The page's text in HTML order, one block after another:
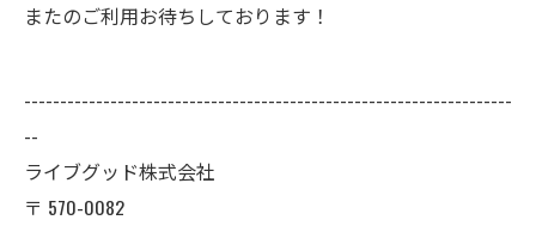
またのご利用お待ちしております！
--------------------------------------------------------------------
--
ライブグッド株式会社
〒 570-0082